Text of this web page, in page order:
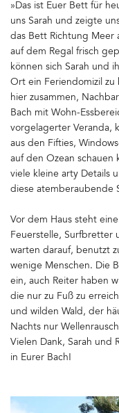
»Das ist Euer Bett für
uns Sarah und zeigte
das Bett Richtung Meer
auf dem Regal frisch
können sich Sarah und
Ort ein Feriendomizil zu
hier zusammen,
Bach mit Wohn-
vorgelagerter Veranda,
aus den Fifties,
auf den Ozean schauen
viele kleine arty Details
diese atemberaubende
Vor dem Haus steht
Feuerstelle, Surfbretter
warten darauf, benutzt
wenige Menschen. Die
ein, auch Reiter haben
die nur zu Fuß zu
und wilden Wald, der
Nachts nur
Vielen Dank, Sarah und
in Eurer Bach!